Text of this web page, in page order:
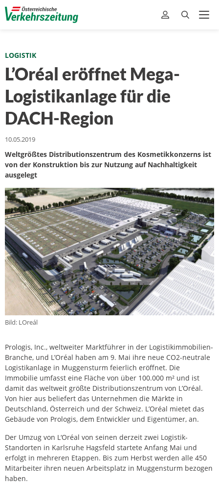
LOGISTIK
L’Oréal eröffnet Mega-
Logistikanlage für die
DACH-Region
10.05.2019
Weltgrößtes Distributionszentrum des Kosmetikkonzerns ist
von der Konstruktion bis zur Nutzung auf Nachhaltigkeit
ausgelegt
Bild: LOreál
Prologis, Inc., weltweiter Marktführer in der Logistikimmobilien-
Branche, und L’Oréal haben am 9. Mai ihre neue CO2-neutrale
Logistikanlage in Muggensturm feierlich eröffnet. Die
Immobilie umfasst eine Fläche von über 100.000 m² und ist
damit das weltweit größte Distributionszentrum von L’Oréal.
Von hier aus beliefert das Unternehmen die Märkte in
Deutschland, Österreich und der Schweiz. L’Oréal mietet das
Gebäude von Prologis, dem Entwickler und Eigentümer, an.
Der Umzug von L‘Oréal von seinen derzeit zwei Logistik-
Standorten in Karlsruhe Hagsfeld startete Anfang Mai und
erfolgt in mehreren Etappen. Bis zum Herbst werden alle 450
Mitarbeiter ihren neuen Arbeitsplatz in Muggensturm bezogen
haben.